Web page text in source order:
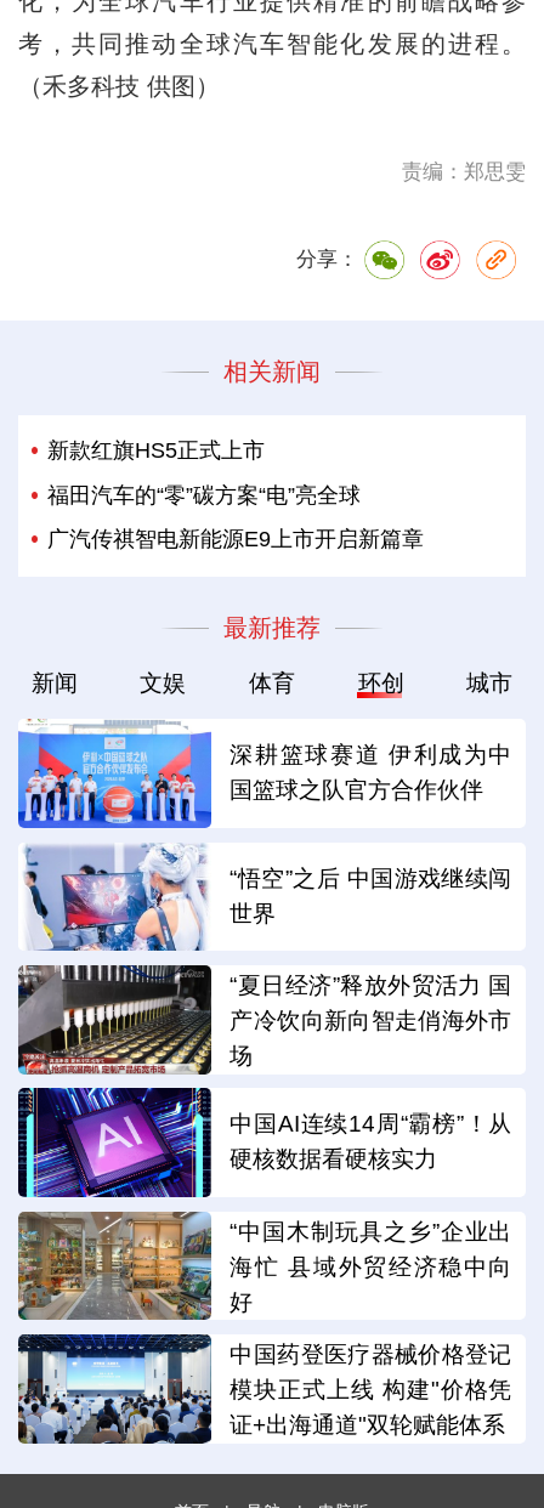
考，共同推动全球汽车智能化发展的进程。
（禾多科技 供图）
责编：郑思雯
分享：
相关新闻
新款红旗HS5正式上市
福田汽车的“零”碳方案“电”亮全球
广汽传祺智电新能源E9上市开启新篇章
最新推荐
新闻 文娱 体育 环创 城市
深耕篮球赛道 伊利成为中
国篮球之队官方合作伙伴
“悟空”之后 中国游戏继续闯
世界
“夏日经济”释放外贸活力 国
产冷饮向新向智走俏海外市
场
中国AI连续14周“霸榜”！从
硬核数据看硬核实力
“中国木制玩具之乡”企业出
海忙 县域外贸经济稳中向
好
中国药登医疗器械价格登记
模块正式上线 构建"价格凭
证+出海通道"双轮赋能体系